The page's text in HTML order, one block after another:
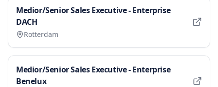
Medior/Senior Sales Executive - Enterprise
DACH
Rotterdam
Medior/Senior Sales Executive - Enterprise
Benelux